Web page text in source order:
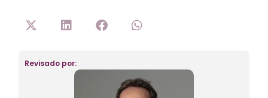
Revisado por: